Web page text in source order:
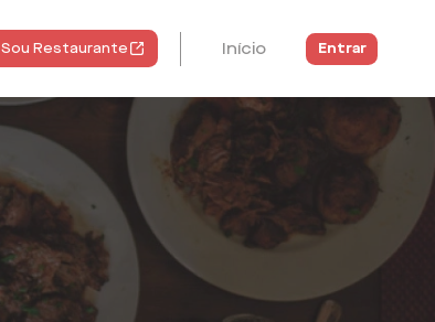
Sou Restaurante Início Entrar